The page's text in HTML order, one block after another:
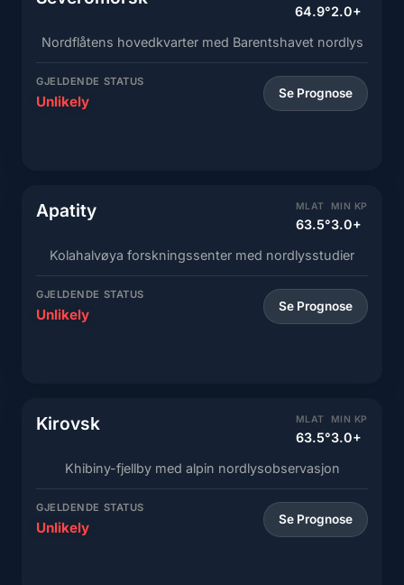
64.9°2.0+
Nordflåtens hovedkvarter med Barentshavet nordlys
GJELDENDE STATUS
Unlikely Se Prognose
Apatity MLAT
63.5°
MIN KP
3.0+
Kolahalvøya forskningssenter med nordlysstudier
GJELDENDE STATUS
Unlikely Se Prognose
Kirovsk MLAT
63.5°
MIN KP
3.0+
Khibiny-fjellby med alpin nordlysobservasjon
GJELDENDE STATUS
Unlikely Se Prognose